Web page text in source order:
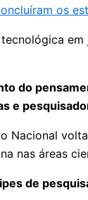
os
do
e
nas áreas
de